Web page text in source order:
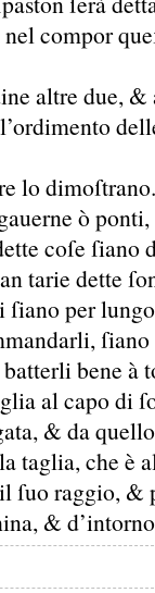
compor
altre due, &
lo
ò
coſe
tarie dette
ſiano per
batterli bene à
al capo di
& da
taglia, che è
ſuo raggio, &
&